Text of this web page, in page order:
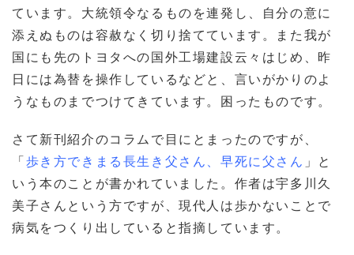
ています。大統領令なるものを連発し、自分の意に
添えぬものは容赦なく切り捨てています。また我が
国にも先のトヨタへの国外工場建設云々はじめ、昨
日には為替を操作しているなどと、言いがかりのよ
うなものまでつけてきています。困ったものです。
さて新刊紹介のコラムで目にとまったのですが、
「歩き方できまる長生き父さん、早死に父さん 」と
いう本のことが書かれていました。作者は宇多川久
美子さんという方ですが、現代人は歩かないことで
病気をつくり出していると指摘しています。